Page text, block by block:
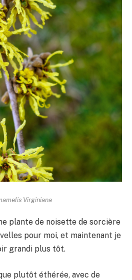
Virginiana
plante de noisette de sorcière
pour moi, et maintenant je
grandi plus tôt.
plutôt éthérée, avec de